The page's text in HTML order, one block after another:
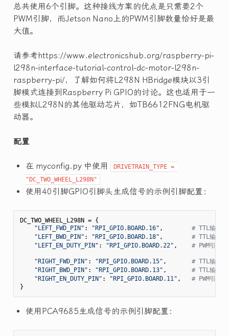
总共使用6个引脚。这种接线方案的优点是只需要2个
PWM引脚，而Jetson Nano上的PWM引脚数量恰好是最
大值。
请参考https://www.electronicshub.org/raspberry-pi-
l298n-interface-tutorial-control-dc-motor-l298n-
raspberry-pi/，了解如何将L298N HBridge模块以3引
脚模式连接到Raspberry Pi GPIO的讨论。这也适用于一
些模拟L298N的其他驱动芯片，如TB6612FNG电机驱
动器。
配置
在 myconfig.py 中使用
DRIVETRAIN_TYPE =
"DC_TWO_WHEEL_L298N"
使用40引脚GPIO引脚头生成信号的示例引脚配置：
DC_TWO_WHEEL_L298N = {
"LEFT_FWD_PIN" : "RPI_GPIO.BOARD.16" , # TTL输出引
"LEFT_BWD_PIN" : "RPI_GPIO.BOARD.18" , # TTL输出引
"LEFT_EN_DUTY_PIN" : "RPI_GPIO.BOARD.22" , # PWM引脚
"RIGHT_FWD_PIN" : "RPI_GPIO.BOARD.15" , # TTL输出引
"RIGHT_BWD_PIN" : "RPI_GPIO.BOARD.13" , # TTL输出引
"RIGHT_EN_DUTY_PIN" : "RPI_GPIO.BOARD.11" , # PWM引脚
使用PCA9685生成信号的示例引脚配置：